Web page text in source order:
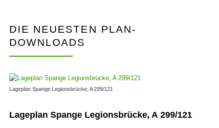
10/17”
KOLLIDIERT
MIT
PLAN
NÖRD­
HOFS­
DIE NEUESTEN PLAN-
DOWNLOADS
Lageplan Spange Legionsbrücke, A 299/121
Lageplan Spange Legionsbrücke, A 299/121